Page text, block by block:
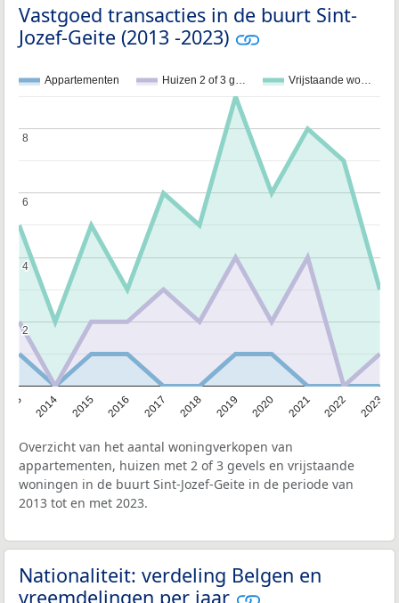
Vastgoed transacties in de buurt Sint-
Jozef-Geite (2013 -2023)
Appartementen Huizen 2 of 3 g… Vrijstaande wo…
2014 2015 2016 2017 2018 2019 2020 2021 2022 2023
2
2
4
4
6
6
8
8
Overzicht van het aantal woningverkopen van
appartementen, huizen met 2 of 3 gevels en vrijstaande
woningen in de buurt Sint-Jozef-Geite in de periode van
2013 tot en met 2023.
Nationaliteit: verdeling Belgen en
vreemdelingen per jaar